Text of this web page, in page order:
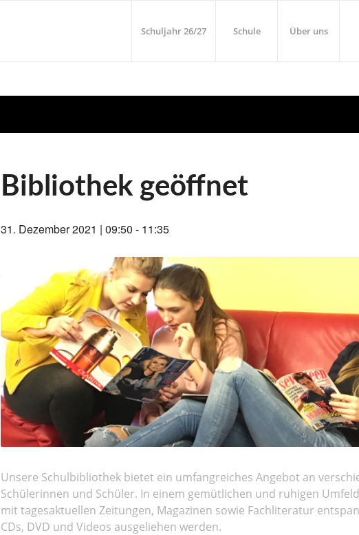
Schuljahr 26/27 Schule Über uns
Bibliothek geöffnet
31. Dezember 2021 | 09:50 - 11:35
Unsere Schulbibliothek bietet ein umfangreiches Angebot an
Schülerinnen und Schüler. In einem gemütlichen und ruhigen
mit tagesaktuellen Zeitungen, Magazinen sowie Fachliteratur
CDs, DVD und Videos ausgeliehen werden.